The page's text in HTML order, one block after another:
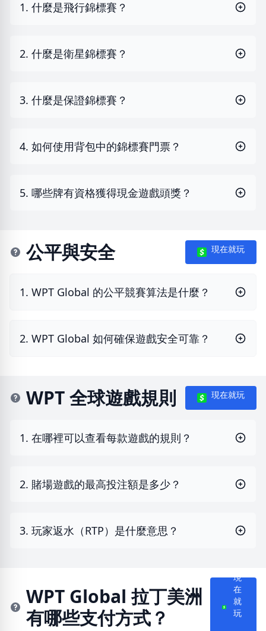
1. 什麼是飛行錦標賽？
2. 什麼是衛星錦標賽？
3. 什麼是保證錦標賽？
4. 如何使用背包中的錦標賽門票？
5. 哪些牌有資格獲得現金遊戲頭獎？
公平與安全 現在就玩
1. WPT Global 的公平競賽算法是什麼？
2. WPT Global 如何確保遊戲安全可靠？
WPT 全球遊戲規則 現在就玩
1. 在哪裡可以查看每款遊戲的規則？
2. 賭場遊戲的最高投注額是多少？
3. 玩家返水（RTP）是什麼意思？
WPT Global 拉丁美洲
有哪些支付方式？
現
在
就
玩